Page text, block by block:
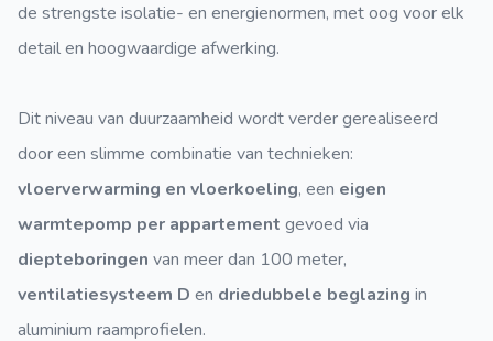
de strengste isolatie- en energienormen, met oog voor elk
detail en hoogwaardige afwerking.
Dit niveau van duurzaamheid wordt verder gerealiseerd
door een slimme combinatie van technieken:
vloerverwarming en vloerkoeling, een eigen
warmtepomp per appartement gevoed via
diepteboringen van meer dan 100 meter,
ventilatiesysteem D en driedubbele beglazing in
aluminium raamprofielen.